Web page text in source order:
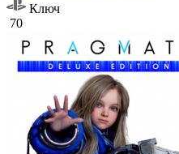
Ключ
70